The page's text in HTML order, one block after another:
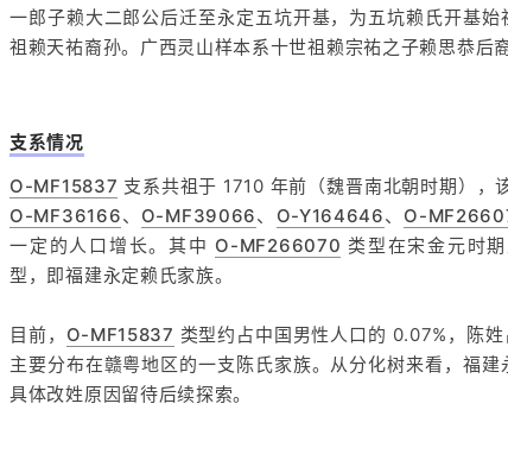
一郎子赖大二郎公后迁至永定五坑开基，为五坑赖氏开基
祖赖天祐裔孙。广西灵山样本系十世祖赖宗祐之子赖思恭后裔
支系情况
O-MF15837 支系共祖于 1710 年前（魏晋南北朝时期），
O-MF36166、 O-MF39066、 O-Y164646、 O-
一定的人口增长。其中 O-MF266070 类型在宋金元时
型，即福建永定赖氏家族。
目前， O-MF15837 类型约占中国男性人口的 0.07%，陈
主要分布在赣粤地区的一支陈氏家族。从分化树来看，福建
具体改姓原因留待后续探索。